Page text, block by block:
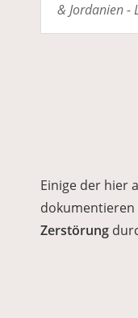
& Jordanien -
Einige der hier
dokumentieren
Zerstörung